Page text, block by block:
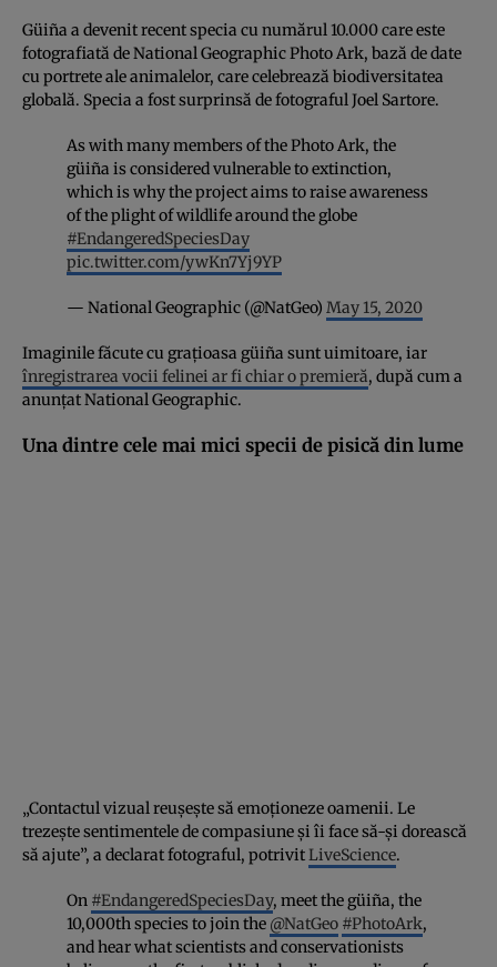
Güiña a devenit recent specia cu numărul 10.000 care este
fotografiată de National Geographic Photo Ark, bază de date
cu portrete ale animalelor, care celebrează biodiversitatea
globală. Specia a fost surprinsă de fotograful Joel Sartore.
As with many members of the Photo Ark, the
güiña is considered vulnerable to extinction,
which is why the project aims to raise awareness
of the plight of wildlife around the globe
#EndangeredSpeciesDay
pic.twitter.com/ywKn7Yj9YP
— National Geographic (@NatGeo) May 15, 2020
Imaginile făcute cu grațioasa güiña sunt uimitoare, iar
înregistrarea vocii felinei ar fi chiar o premieră, după cum a
anunțat National Geographic.
Una dintre cele mai mici specii de pisică din lume
„Contactul vizual reușește să emoționeze oamenii. Le
trezește sentimentele de compasiune și îi face să-și dorească
să ajute”, a declarat fotograful, potrivitLiveScience.
On #EndangeredSpeciesDay, meet the güiña, the
10,000th species to join the @NatGeo #PhotoArk,
and hear what scientists and conservationists